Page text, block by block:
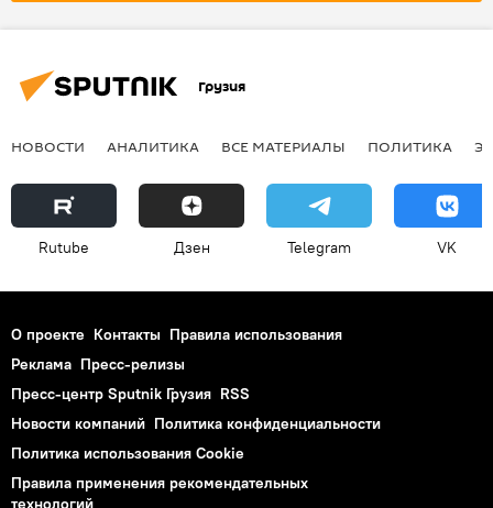
Грузия
НОВОСТИ АНАЛИТИКА ВСЕ МАТЕРИАЛЫ ПОЛИТИКА
Rutube Дзен Telegram VK
О проекте Контакты Правила использования
Реклама Пресс-релизы
Пресс-центр Sputnik Грузия RSS
Новости компаний Политика конфиденциальности
Политика использования Cookie
Правила применения рекомендательных
технологий